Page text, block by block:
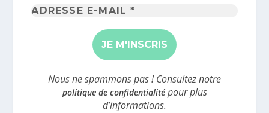
Adresse
mail
*
Nous ne spammons pas ! Consultez notre
politique de confidentialitépour plus
d’informations.